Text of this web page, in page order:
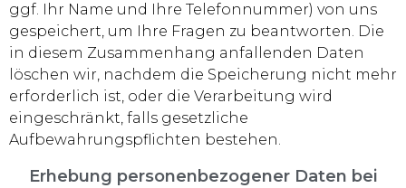
ggf. Ihr Name und Ihre Telefonnummer) von uns
gespeichert, um Ihre Fragen zu beantworten. Die
in diesem Zusammenhang anfallenden Daten
löschen wir, nachdem die Speicherung nicht mehr
erforderlich ist, oder die Verarbeitung wird
eingeschränkt, falls gesetzliche
Aufbewahrungspflichten bestehen.
Erhebung personenbezogener Daten bei